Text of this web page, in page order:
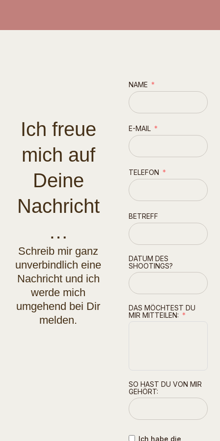
Ich freue
mich auf
Deine
Nachricht
…
Schreib mir ganz
unverbindlich eine
Nachricht und ich
werde mich
umgehend bei Dir
melden.
NAME
E-MAIL
TELEFON
BETREFF
DATUM DES
SHOOTINGS?
DAS MÖCHTEST DU
MIR MITTEILEN:
SO HAST DU VON MIR
GEHÖRT:
Ich habe die